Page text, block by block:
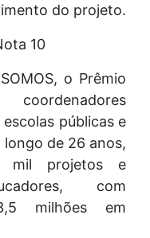
do projeto.
10
o Prêmio
coordenadores
públicas e
de 26 anos,
mil projetos e
com
milhões em